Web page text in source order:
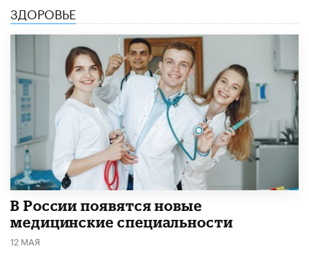
ЗДОРОВЬЕ
В России появятся новые
медицинские специальности
12 МАЯ